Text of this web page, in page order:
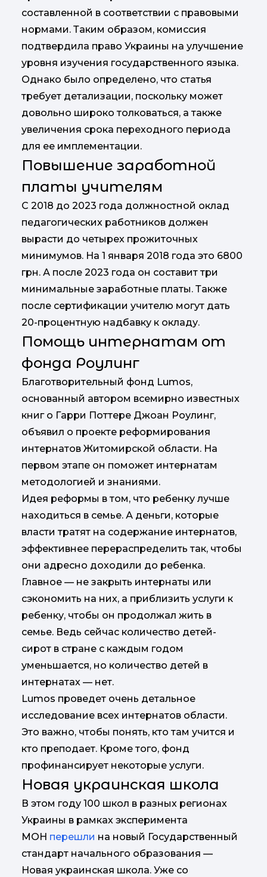
составленной в соответствии с правовыми
нормами. Таким образом, комиссия
подтвердила право Украины на улучшение
уровня изучения государственного языка.
Однако было определено, что статья
требует детализации, поскольку может
довольно широко толковаться, а также
увеличения срока переходного периода
для ее имплементации.
Повышение заработной
платы учителям
С 2018 до 2023 года должностной оклад
педагогических работников должен
вырасти до четырех прожиточных
минимумов. На 1 января 2018 года это 6800
грн. А после 2023 года он составит три
минимальные заработные платы. Также
после сертификации учителю могут дать
20-процентную надбавку к окладу.
Помощь интернатам от
фонда Роулинг
Благотворительный фонд Lumos,
основанный автором всемирно известных
книг о Гарри Поттере Джоан Роулинг,
объявил о проекте реформирования
интернатов Житомирской области. На
первом этапе он поможет интернатам
методологией и знаниями.
Идея реформы в том, что ребенку лучше
находиться в семье. А деньги, которые
власти тратят на содержание интернатов,
эффективнее перераспределить так, чтобы
они адресно доходили до ребенка.
Главное — не закрыть интернаты или
сэкономить на них, а приблизить услуги к
ребенку, чтобы он продолжал жить в
семье. Ведь сейчас количество детей-
сирот в стране с каждым годом
уменьшается, но количество детей в
интернатах — нет.
Lumos проведет очень детальное
исследование всех интернатов области.
Это важно, чтобы понять, кто там учится и
кто преподает. Кроме того, фонд
профинансирует некоторые услуги.
Новая украинская школа
В этом году 100 школ в разных регионах
Украины в рамках эксперимента
МОН перешли на новый Государственный
стандарт начального образования —
Новая украинская школа. Уже со